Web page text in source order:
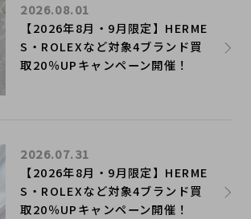
【2026年8月・9月限定】HERME
S・ROLEXなど対象4ブランド買
取20％UPキャンペーン開催！
2026.08.01
【2026年8月・9月限定】HERME
S・ROLEXなど対象4ブランド買
取20％UPキャンペーン開催！
2026.07.31